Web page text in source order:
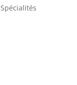
Spécialités